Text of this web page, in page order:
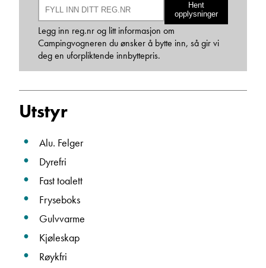
Kundemottak Verksted / Deler
Vis telefon
Vis epost
Hent
opplysninger
Legg inn reg.nr og litt informasjon om
Campingvogneren du ønsker å bytte inn, så gir vi
deg en uforpliktende innbyttepris.
Utstyr
Alu. Felger
Dyrefri
Fast toalett
Fryseboks
Gulvvarme
Kjøleskap
Røykfri